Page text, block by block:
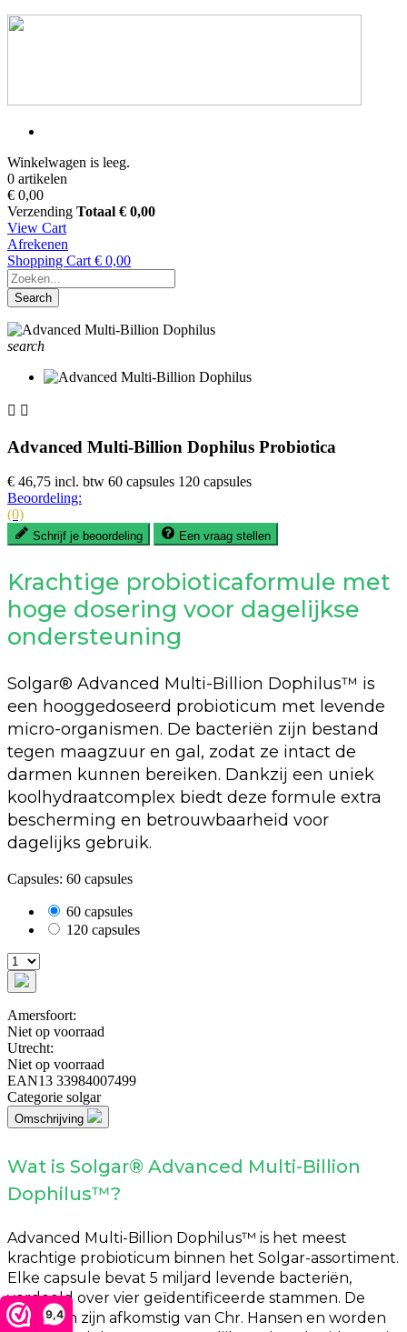
9,4
Winkelwagen is leeg.
0 artikelen
€ 0,00
Verzending Totaal € 0,00
View Cart
Afrekenen
Shopping Cart € 0,00
Search
search
 
Advanced Multi-Billion Dophilus Probiotica
€ 46,75 incl. btw 60 capsules 120 capsules
Beoordeling:
(0)
Schrijf je beoordeling Een vraag stellen
Krachtige probioticaformule met
hoge dosering voor dagelijkse
ondersteuning
Solgar® Advanced Multi-Billion Dophilus™ is
een hooggedoseerd probioticum met levende
micro-organismen. De bacteriën zijn bestand
tegen maagzuur en gal, zodat ze intact de
darmen kunnen bereiken. Dankzij een uniek
koolhydraatcomplex biedt deze formule extra
bescherming en betrouwbaarheid voor
dagelijks gebruik.
Capsules: 60 capsules
60 capsules
120 capsules
Amersfoort:
Niet op voorraad
Utrecht:
Niet op voorraad
EAN13 33984007499
Categorie solgar
Omschrijving
Wat is Solgar® Advanced Multi-Billion
Dophilus™?
Advanced Multi-Billion Dophilus™ is het meest
krachtige probioticum binnen het Solgar-assortiment.
Elke capsule bevat 5 miljard levende bacteriën,
verdeeld over vier geïdentificeerde stammen. De
bacteriën zijn afkomstig van Chr. Hansen en worden